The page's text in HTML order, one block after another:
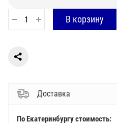
Доставка
По Екатеринбургу стоимость: